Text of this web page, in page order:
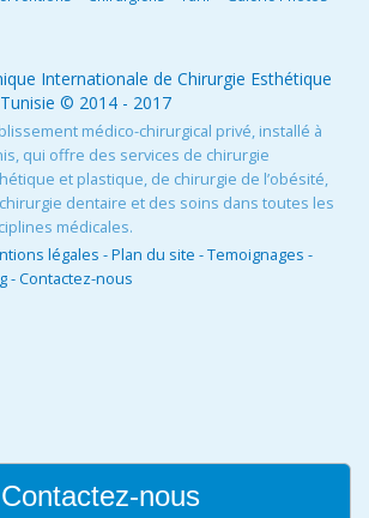
Internationale de Chirurgie Esthétique
© 2014 - 2017
médico-chirurgical privé, installé à
qui offre des services de chirurgie
et plastique, de chirurgie de l’obésité,
dentaire et des soins dans toutes les
médicales.
légales -Plan du site -Temoignages -
-Contactez-nous
Contactez-nous